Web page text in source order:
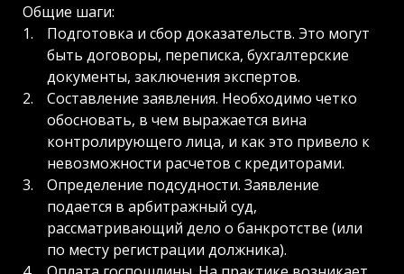
Общие шаги:
Подготовка и сбор доказательств. Это могут
быть договоры, переписка, бухгалтерские
документы, заключения экспертов.
Составление заявления. Необходимо четко
обосновать, в чем выражается вина
контролирующего лица, и как это привело к
невозможности расчетов с кредиторами.
Определение подсудности. Заявление
подается в арбитражный суд,
рассматривающий дело о банкротстве (или
по месту регистрации должника).